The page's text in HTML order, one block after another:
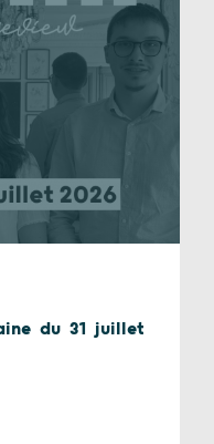
du 31 juillet